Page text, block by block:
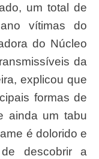
um total de
vítimas do
do Núcleo
da
explicou que
formas de
ainda um tabu
é dolorido e
descobrir a